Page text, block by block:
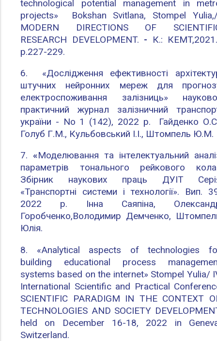
technological potential management in
projects» Bokshan Svitlana, Stompel
MODERN DIRECTIONS OF
RESEARCH DEVELOPMENT. -
К.:
p.227-229.
6.
«Дослідження ефективності
штучних нейронних мереж для
електроспоживання залізниць»
практичний журнал залізничний
україни - No 1 (142), 2022 р. Гайденко
Голуб Г.М., Кульбовський І.І., Штомпель Ю.М.
7. «Моделювання та інтелектуальний
параметрів тонального рейкового
Збірник наукових праць ДУІТ
«Транспортні системи і технології». Вип.
2022 р. Інна Саяпіна,
Горобченко,Володимир Демченко,
Юлія.
8.
«Analytical aspects of technologies
building educational process
systems based on the internet» Stompel Yulia/
International Scientific and Practical
SCIENTIFIC PARADIGM IN THE CONTEXT
TECHNOLOGIES AND SOCIETY
held on December 16-18, 2022 in
Switzerland.